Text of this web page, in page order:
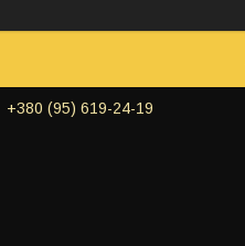
+380 (95) 619-24-19